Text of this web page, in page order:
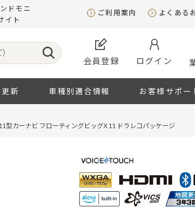
ドモニ
イト
ご利用案内 よくある
会員登録 ログイン
新 車種別適合情報 お客様サポー
カーナビ フローティングビッグX 11 ドラレコパッケージ